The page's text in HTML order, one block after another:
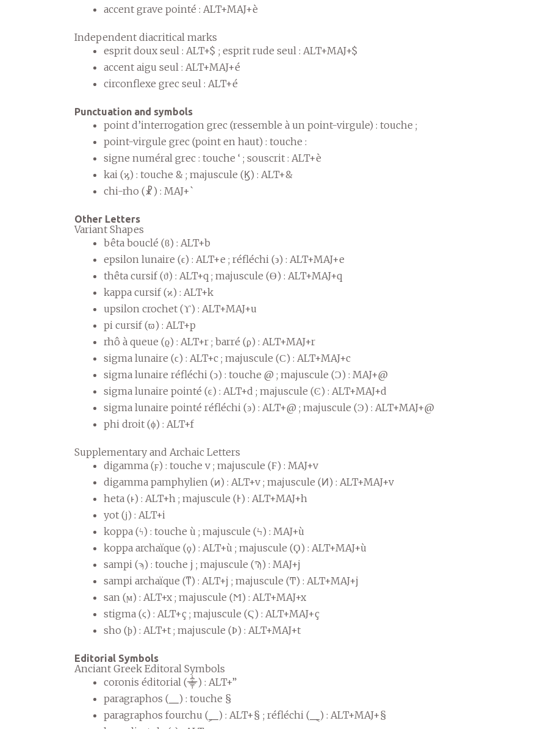
accent grave pointé : ALT+MAJ+è
Independent diacritical marks
esprit doux seul : ALT+$ ; esprit rude seul : ALT+MAJ+$
accent aigu seul : ALT+MAJ+é
circonflexe grec seul : ALT+é
Punctuation and symbols
point d’interrogation grec (ressemble à un point-virgule) : touche ;
point-virgule grec (point en haut) : touche :
signe numéral grec : touche ‘ ; souscrit : ALT+è
kai (ϗ) : touche & ; majuscule (Ϗ) : ALT+&
chi-rho (☧) : MAJ+`
Other Letters
Variant Shapes
bêta bouclé (ϐ) : ALT+b
epsilon lunaire (ϵ) : ALT+e ; réfléchi (϶) : ALT+MAJ+e
thêta cursif (ϑ) : ALT+q ; majuscule (ϴ) : ALT+MAJ+q
kappa cursif (ϰ) : ALT+k
upsilon crochet (ϒ) : ALT+MAJ+u
pi cursif (ϖ) : ALT+p
rhô à queue (ϱ) : ALT+r ; barré (ϼ) : ALT+MAJ+r
sigma lunaire (ϲ) : ALT+c ; majuscule (Ϲ) : ALT+MAJ+c
sigma lunaire réfléchi (ͻ) : touche @ ; majuscule (Ͻ) : MAJ+@
sigma lunaire pointé (ͼ) : ALT+d ; majuscule (Ͼ) : ALT+MAJ+d
sigma lunaire pointé réfléchi (ͽ) : ALT+@ ; majuscule (Ͽ) : ALT+MAJ+@
phi droit (ϕ) : ALT+f
Supplementary and Archaic Letters
digamma (ϝ) : touche v ; majuscule (Ϝ) : MAJ+v
digamma pamphylien (ͷ) : ALT+v ; majuscule (Ͷ) : ALT+MAJ+v
heta (ͱ) : ALT+h ; majuscule (Ͱ) : ALT+MAJ+h
yot (ϳ) : ALT+i
koppa (ϟ) : touche ù ; majuscule (Ϟ) : MAJ+ù
koppa archaïque (ϙ) : ALT+ù ; majuscule (Ϙ) : ALT+MAJ+ù
sampi (ϡ) : touche j ; majuscule (Ϡ) : MAJ+j
sampi archaïque (ͳ) : ALT+j ; majuscule (Ͳ) : ALT+MAJ+j
san (ϻ) : ALT+x ; majuscule (Ϻ) : ALT+MAJ+x
stigma (ϛ) : ALT+ç ; majuscule (Ϛ) : ALT+MAJ+ç
sho (ϸ) : ALT+t ; majuscule (Ϸ) : ALT+MAJ+t
Editorial Symbols
Anciant Greek Editoral Symbols
coronis éditorial (⸎) : ALT+”
paragraphos (⸏) : touche §
paragraphos fourchu (⸐) : ALT+§ ; réfléchi (⸑) : ALT+MAJ+§